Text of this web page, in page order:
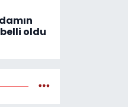
belli oldu